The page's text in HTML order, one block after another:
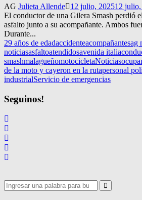
AG Julieta Allende 12 julio, 202512
El conductor de una Gilera Smash perdió
asfalto junto a su acompañante. Ambos
Durante...
29 años de edadaccidenteacompañantesag
noticiasasfaltoatendidosavenida italia
smashmalagueñomotocicletaNoticias
de la moto y cayeron en la rutapersonal
industrialServicio de emergencias
Seguinos!
Search
for:
Search